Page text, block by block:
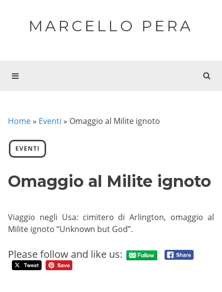
MARCELLO PERA
Home » Eventi » Omaggio al Milite ignoto
EVENTI
Omaggio al Milite ignoto
Viaggio negli Usa: cimitero di Arlington, omaggio al
Milite ignoto “Unknown but God”.
Please follow and like us: